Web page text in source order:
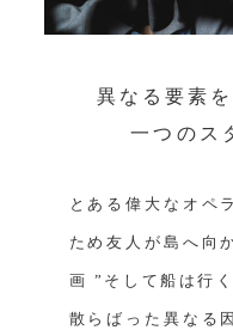
異なる要素
⼀つのス
とある偉大なオペ
ため友人が島へ向
画 ”そして船は行
散らばった異なる